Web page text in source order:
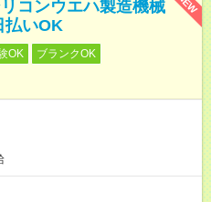
コンウエハ製造機械
払いOK
OK
ブランクOK